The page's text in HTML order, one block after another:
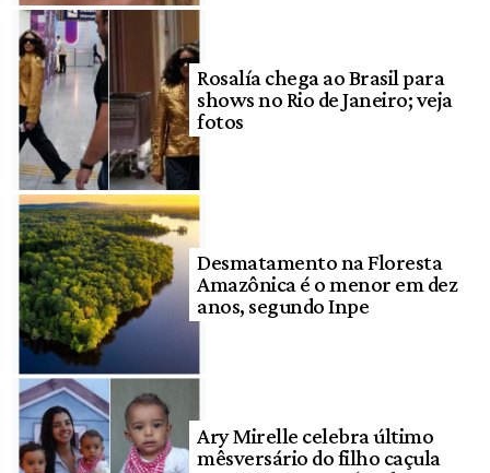
Rosalía chega ao Brasil para
shows no Rio de Janeiro; veja
fotos
Desmatamento na Floresta
Amazônica é o menor em dez
anos, segundo Inpe
Ary Mirelle celebra último
mêsversário do filho caçula